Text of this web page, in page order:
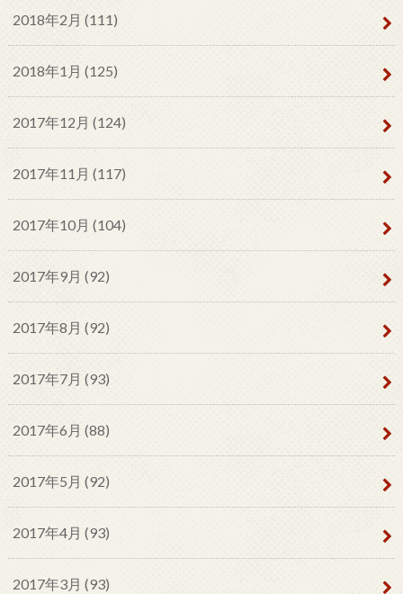
2018年2月 (111)
2018年1月 (125)
2017年12月 (124)
2017年11月 (117)
2017年10月 (104)
2017年9月 (92)
2017年8月 (92)
2017年7月 (93)
2017年6月 (88)
2017年5月 (92)
2017年4月 (93)
2017年3月 (93)